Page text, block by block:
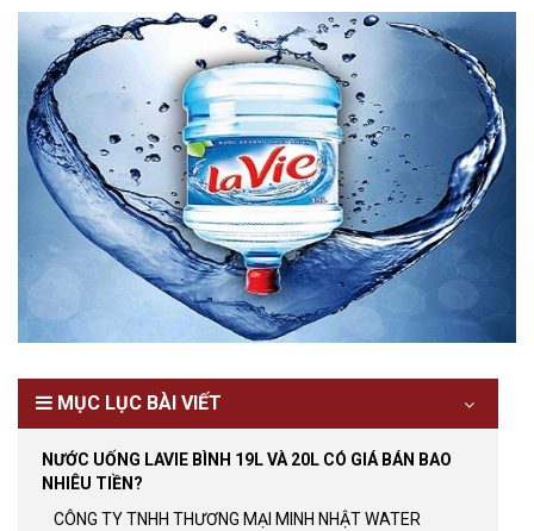
MỤC LỤC BÀI VIẾT
NƯỚC UỐNG LAVIE BÌNH 19L VÀ 20L CÓ GIÁ BÁN BAO
NHIÊU TIỀN?
CÔNG TY TNHH THƯƠNG MẠI MINH NHẬT WATER